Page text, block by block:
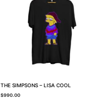
THE SIMPSONS – LISA COOL
$990.00